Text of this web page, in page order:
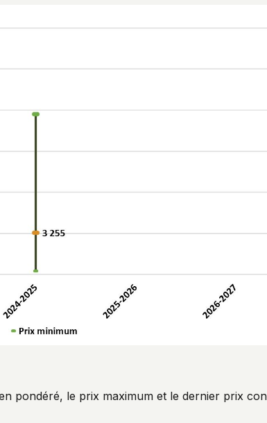
pondéré, le prix maximum et le dernier prix